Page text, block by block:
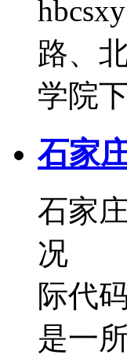
路、
学院
石家
石家
况 1
际代
是一